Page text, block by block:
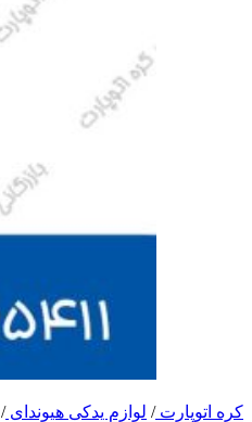
کره اتوپارت/ لوازم یدکی هیوندای/